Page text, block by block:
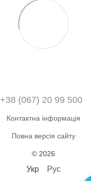
+38 (067) 20 99 500
Контактна інформація
Повна версія сайту
© 2026
Укр Рус